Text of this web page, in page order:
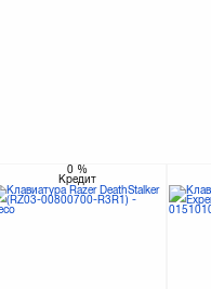
0 %
Кредит